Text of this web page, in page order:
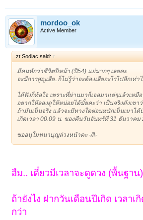
mordoo_ok
Active Member
zt.Sodiac said: ↑
มีคนทักว่าชีวิตปีหน้า (ปี54) แย่มากๆ เลยคะ
จะมีการสูญเสีย..ก็ไม่รู้ว่าจะต้องเสียอะไรไปอีกเท่า
ได้ฟังก็ท้อใจ เพราะที่ผ่านมาก็เจอมาแย่ๆแล้วเหมื
อยากให้ลองดูให้หน่อยได้มั้ยคะว่า เป็นจริงดังเขาว่
ถ้ามันเป็นจริง แล้วจะมีทางใดผ่อนหนักเป็นเบาได้
เกิดเวลา 00.09 น. ของคืนวันจันทร์ที่ 31 ธันวาคม
ขออนุโมทนาบุญล่วงหน้าคะ -/l\-
อืม.. เดี๋ยวมีเวลาจะดูดวง (พื้นฐา
ถ้ายังไง ฝากวันเดือนปีเกิด เวลาเ
กว่า